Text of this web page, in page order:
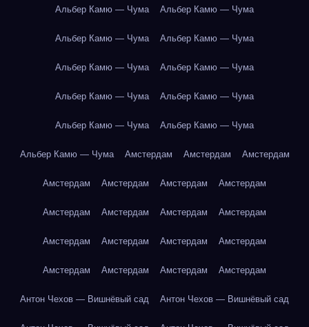
Альбер Камю — Чума Альбер Камю — Чума
Альбер Камю — Чума Альбер Камю — Чума
Альбер Камю — Чума Альбер Камю — Чума
Альбер Камю — Чума Альбер Камю — Чума
Альбер Камю — Чума Альбер Камю — Чума
Альбер Камю — Чума Амстердам Амстердам Амстердам
Амстердам Амстердам Амстердам Амстердам
Амстердам Амстердам Амстердам Амстердам
Амстердам Амстердам Амстердам Амстердам
Амстердам Амстердам Амстердам Амстердам
Антон Чехов — Вишнёвый сад Антон Чехов — Вишнёвый сад